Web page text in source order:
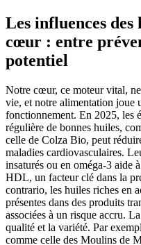
Les influences
cœur : entre
potentiel
Notre cœur, ce moteur vital,
vie, et notre alimentation joue
fonctionnement. En 2025, les
régulière de bonnes huiles,
celle de Colza Bio, peut
maladies cardiovasculaires.
insaturés ou en oméga-3 aide
HDL, un facteur clé dans la
contrario, les huiles riches en
présentes dans des produits
associées à un risque accru.
qualité et la variété. Par
comme celle des Moulins de